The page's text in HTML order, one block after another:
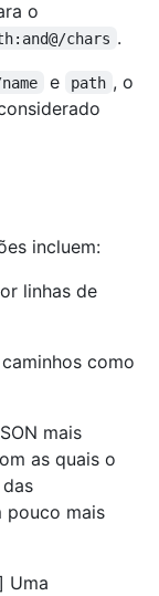
o
chars .
e path , o
incluem:
linhas de
como
mais
as quais o
pouco mais
Uma